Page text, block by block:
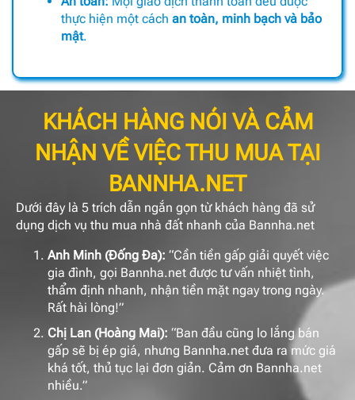
thực hiện một cách an toàn, minh bạch và bảo
mật.
KHÁCH HÀNG NÓI VÀ CẢM
NHẬN VỀ VIỆC THU MUA TẠI
BANNHA.NET
Dưới đây là 5 trích dẫn ngắn gọn từ khách hàng đã sử
dụng dịch vụ thu mua nhà đất nhanh của Bannha.net
Anh Minh (Đống Đa): “Cần tiền gấp giải quyết việc
gia đình, gọi Bannha.net được tư vấn nhiệt tình,
thẩm định nhanh, nhận tiền mặt ngay trong ngày.
Rất hài lòng!”
Chị Lan (Hoàng Mai): “Ban đầu cũng lo lắng bán
gấp sẽ bị ép giá, nhưng Bannha.net đưa ra mức giá
khá tốt, thủ tục lại đơn giản. Cảm ơn Bannha.net
nhiều.”